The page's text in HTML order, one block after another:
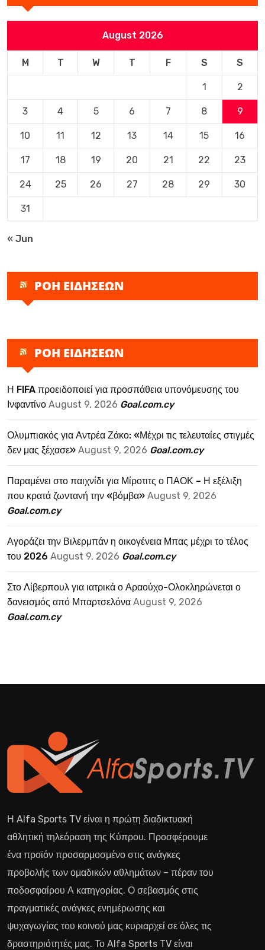
August 2026
M T W T F S S
1 2
3 4 5 6 7 8 9
10 11 12 13 14 15 16
17 18 19 20 21 22 23
24 25 26 27 28 29 30
31
« Jun
ΡΟΗ ΕΙΔΗΣΕΩΝ
ΡΟΗ ΕΙΔΗΣΕΩΝ
Η FIFA προειδοποιεί για προσπάθεια υπονόμευσης του
Ινφαντίνο August 9, 2026 Goal.com.cy
Ολυμπιακός για Αντρέα Ζάκο: «Μέχρι τις τελευταίες στιγμές
δεν μας ξέχασε» August 9, 2026 Goal.com.cy
Παραμένει στο παιχνίδι για Μίροτιτς ο ΠΑΟΚ – Η εξέλιξη
που κρατά ζωντανή την «βόμβα» August 9, 2026
Goal.com.cy
Αγοράζει την Βιλερμπάν η οικογένεια Μπας μέχρι το τέλος
του 2026 August 9, 2026 Goal.com.cy
Στο Λίβερπουλ για ιατρικά ο Αραούχο-Ολοκληρώνεται ο
δανεισμός από Μπαρτσελόνα August 9, 2026
Goal.com.cy
Η Alfa Sports TV είναι η πρώτη διαδικτυακή
αθλητική τηλεόραση της Κύπρου. Προσφέρουμε
ένα προϊόν προσαρμοσμένο στις ανάγκες
προβολής των ομαδικών αθλημάτων – πέραν του
ποδοσφαίρου Α κατηγορίας. Ο σεβασμός στις
πραγματικές ανάγκες ενημέρωσης και
ψυχαγωγίας του κοινού μας κυριαρχεί σε όλες τις
δραστηριότητές μας. Το Alfa Sports TV είναι